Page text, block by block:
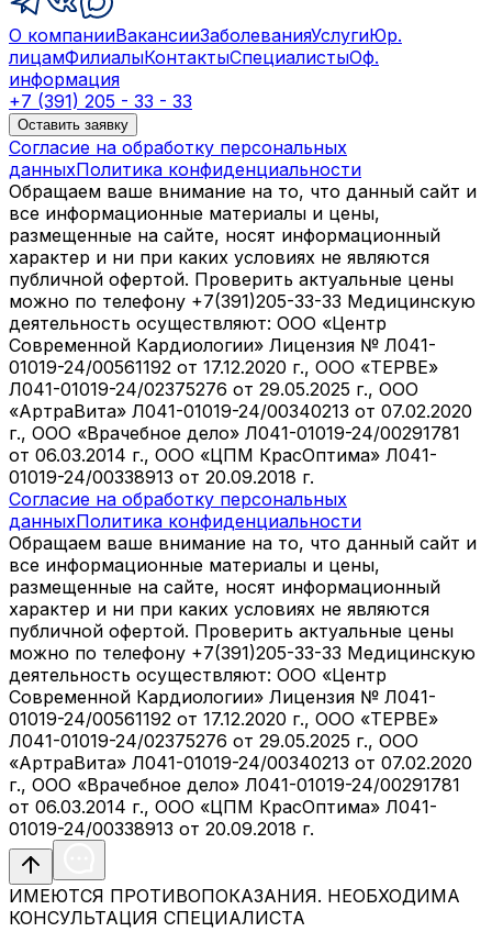
О компанииВакансииЗаболеванияУслугиЮр.
лицамФилиалыКонтактыСпециалистыОф.
информация
+7 (391) 205 - 33 - 33
Оставить заявку
Согласие на обработку персональных
данныхПолитика конфиденциальности
Обращаем ваше внимание на то, что данный сайт и
все информационные материалы и цены,
размещенные на сайте, носят информационный
характер и ни при каких условиях не являются
публичной офертой. Проверить актуальные цены
можно по телефону +7(391)205-33-33 Медицинскую
деятельность осуществляют: ООО «Центр
Современной Кардиологии» Лицензия № Л041-
01019-24/00561192 от 17.12.2020 г., ООО «ТЕРВЕ»
Л041-01019-24/02375276 от 29.05.2025 г., ООО
«АртраВита» Л041-01019-24/00340213 от 07.02.2020
г., ООО «Врачебное дело» Л041-01019-24/00291781
от 06.03.2014 г., ООО «ЦПМ КрасОптима» Л041-
01019-24/00338913 от 20.09.2018 г.
Согласие на обработку персональных
данныхПолитика конфиденциальности
Обращаем ваше внимание на то, что данный сайт и
все информационные материалы и цены,
размещенные на сайте, носят информационный
характер и ни при каких условиях не являются
публичной офертой. Проверить актуальные цены
можно по телефону +7(391)205-33-33 Медицинскую
деятельность осуществляют: ООО «Центр
Современной Кардиологии» Лицензия № Л041-
01019-24/00561192 от 17.12.2020 г., ООО «ТЕРВЕ»
Л041-01019-24/02375276 от 29.05.2025 г., ООО
«АртраВита» Л041-01019-24/00340213 от 07.02.2020
г., ООО «Врачебное дело» Л041-01019-24/00291781
от 06.03.2014 г., ООО «ЦПМ КрасОптима» Л041-
01019-24/00338913 от 20.09.2018 г.
ИМЕЮТСЯ ПРОТИВОПОКАЗАНИЯ. НЕОБХОДИМА
КОНСУЛЬТАЦИЯ СПЕЦИАЛИСТА